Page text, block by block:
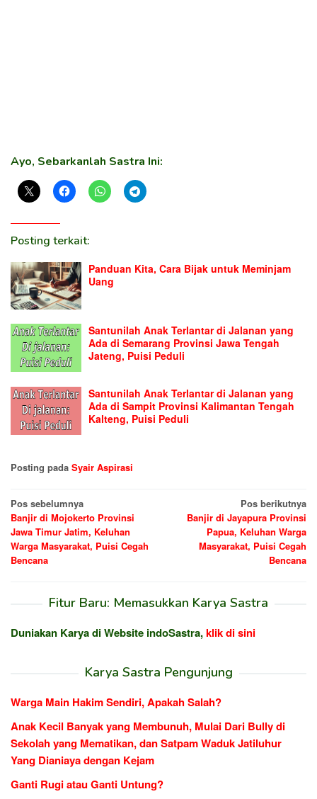
Ayo, Sebarkanlah Sastra Ini:
Posting terkait:
Panduan Kita, Cara Bijak untuk Meminjam
Uang
Santunilah Anak Terlantar di Jalanan yang
Ada di Semarang Provinsi Jawa Tengah
Jateng, Puisi Peduli
Santunilah Anak Terlantar di Jalanan yang
Ada di Sampit Provinsi Kalimantan Tengah
Kalteng, Puisi Peduli
Posting pada Syair Aspirasi
Navigasi
pos
Pos sebelumnya
Banjir di Mojokerto Provinsi
Jawa Timur Jatim, Keluhan
Warga Masyarakat, Puisi Cegah
Bencana
Pos berikutnya
Banjir di Jayapura Provinsi
Papua, Keluhan Warga
Masyarakat, Puisi Cegah
Bencana
Fitur Baru: Memasukkan Karya Sastra
Duniakan Karya di Website indoSastra,klik di sini
Karya Sastra Pengunjung
Warga Main Hakim Sendiri, Apakah Salah?
Anak Kecil Banyak yang Membunuh, Mulai Dari Bully di
Sekolah yang Mematikan, dan Satpam Waduk Jatiluhur
Yang Dianiaya dengan Kejam
Ganti Rugi atau Ganti Untung?